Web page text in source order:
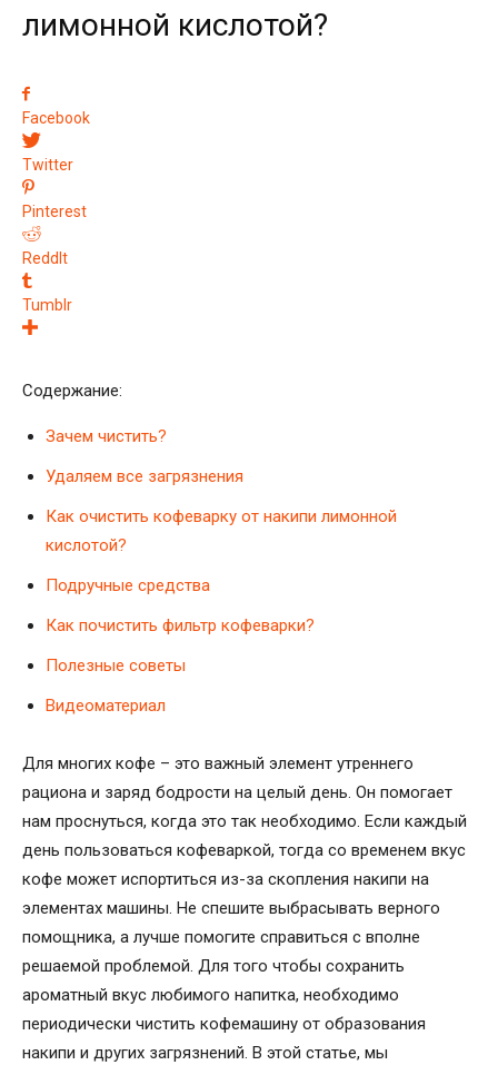
лимонной кислотой?
Facebook
Twitter
Pinterest
ReddIt
Tumblr
Содержание:
Зачем чистить?
Удаляем все загрязнения
Как очистить кофеварку от накипи лимонной
кислотой?
Подручные средства
Как почистить фильтр кофеварки?
Полезные советы
Видеоматериал
Для многих кофе – это важный элемент утреннего
рациона и заряд бодрости на целый день. Он помогает
нам проснуться, когда это так необходимо. Если каждый
день пользоваться кофеваркой, тогда со временем вкус
кофе может испортиться из-за скопления накипи на
элементах машины. Не спешите выбрасывать верного
помощника, а лучше помогите справиться с вполне
решаемой проблемой. Для того чтобы сохранить
ароматный вкус любимого напитка, необходимо
периодически чистить кофемашину от образования
накипи и других загрязнений. В этой статье, мы